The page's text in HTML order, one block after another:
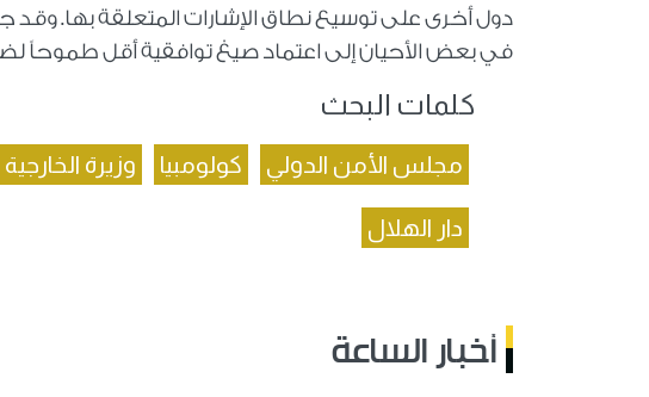
دول أخرى على توسيع نطاق الإشارات المتعلقة بها. وقد
في بعض الأحيان إلى اعتماد صيغ توافقية أقل طموحاً
كلمات البحث
مجلس الأمن الدولي كولومبيا وزيرة
دار الهلال
أخبار الساعة